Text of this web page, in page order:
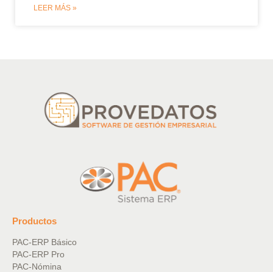
LEER MÁS »
Productos
PAC-ERP Básico
PAC-ERP Pro
PAC-Nómina